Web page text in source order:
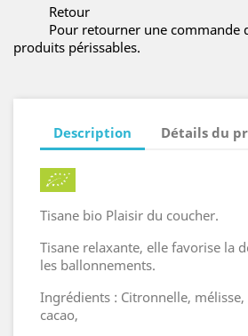
Retour
Pour retourner une commande
produits périssables.
Description Détails du
Tisane bio Plaisir du coucher.
Tisane relaxante, elle favorise la
les ballonnements.
Ingrédients : Citronnelle,
cacao,